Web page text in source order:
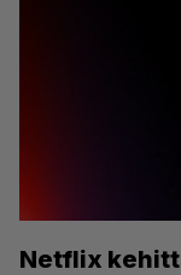
Netflix